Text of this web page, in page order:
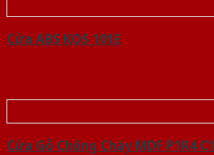
Cửa ABS KOS 101E
Cửa Gỗ Chống Cháy MDF P1R4 C1